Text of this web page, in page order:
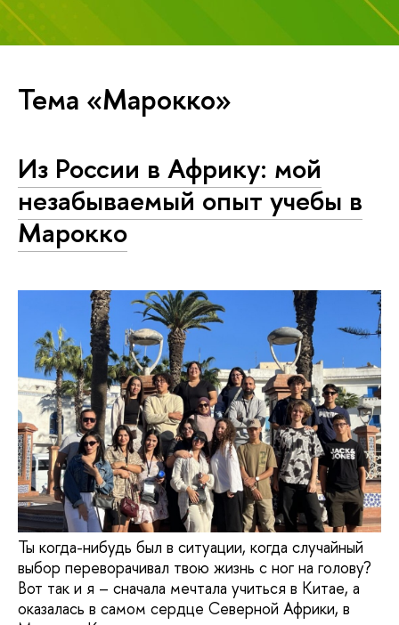
Тема «Марокко»
Из России в Африку: мой
незабываемый опыт учебы в
Марокко
Ты когда-нибудь был в ситуации, когда случайный
выбор переворачивал твою жизнь с ног на голову?
Вот так и я – сначала мечтала учиться в Китае, а
оказалась в самом сердце Северной Африки, в